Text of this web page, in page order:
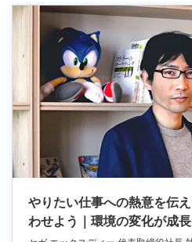
やりたい仕事への熱意を伝
わせよう｜環境の変化が成